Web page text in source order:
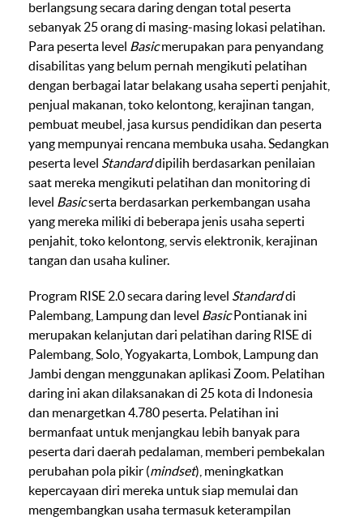
berlangsung secara daring dengan total peserta
sebanyak 25 orang di masing-masing lokasi pelatihan.
Para peserta level Basicmerupakan para penyandang
disabilitas yang belum pernah mengikuti pelatihan
dengan berbagai latar belakang usaha seperti penjahit,
penjual makanan, toko kelontong, kerajinan tangan,
pembuat meubel, jasa kursus pendidikan dan peserta
yang mempunyai rencana membuka usaha. Sedangkan
peserta level Standarddipilih berdasarkan penilaian
saat mereka mengikuti pelatihan dan monitoring di
level Basicserta berdasarkan perkembangan usaha
yang mereka miliki di beberapa jenis usaha seperti
penjahit, toko kelontong, servis elektronik, kerajinan
tangan dan usaha kuliner.
Program RISE 2.0 secara daring level Standarddi
Palembang, Lampung dan level BasicPontianak ini
merupakan kelanjutan dari pelatihan daring RISE di
Palembang, Solo, Yogyakarta, Lombok, Lampung dan
Jambi dengan menggunakan aplikasi Zoom. Pelatihan
daring ini akan dilaksanakan di 25 kota di Indonesia
dan menargetkan 4.780 peserta. Pelatihan ini
bermanfaat untuk menjangkau lebih banyak para
peserta dari daerah pedalaman, memberi pembekalan
perubahan pola pikir (mindset), meningkatkan
kepercayaan diri mereka untuk siap memulai dan
mengembangkan usaha termasuk keterampilan